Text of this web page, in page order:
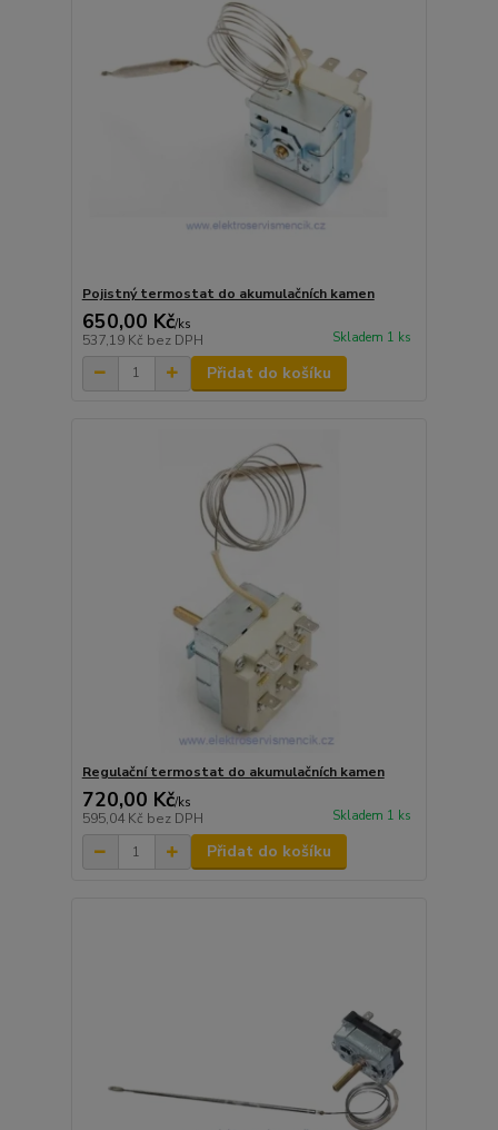
Pojistný termostat do akumulačních kamen
650,00 Kč/ks
537,19 Kč bez DPH Skladem 1 ks
Přidat do košíku
Regulační termostat do akumulačních kamen
720,00 Kč/ks
595,04 Kč bez DPH Skladem 1 ks
Přidat do košíku